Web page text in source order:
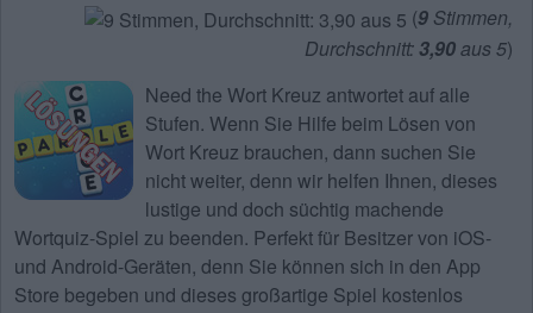
(9 Stimmen,
Durchschnitt:3,90aus 5)
Need the Wort Kreuz antwortet auf alle
Stufen. Wenn Sie Hilfe beim Lösen von
Wort Kreuz brauchen, dann suchen Sie
nicht weiter, denn wir helfen Ihnen, dieses
lustige und doch süchtig machende
Wortquiz-Spiel zu beenden. Perfekt für Besitzer von iOS-
und Android-Geräten, denn Sie können sich in den App
Store begeben und dieses großartige Spiel kostenlos